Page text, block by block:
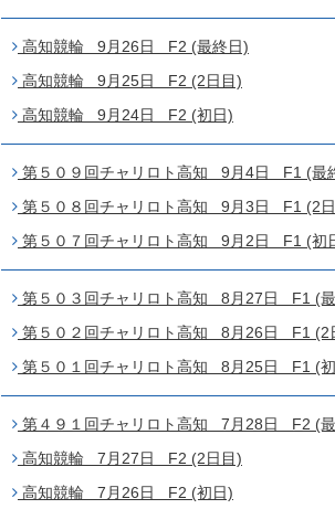
高知競輪 9月26日 F2 (最終日)
高知競輪 9月25日 F2 (2日目)
高知競輪 9月24日 F2 (初日)
第５０９回チャリロト高知 9月4日 F1 (最
第５０８回チャリロト高知 9月3日 F1 (2
第５０７回チャリロト高知 9月2日 F1 (初
第５０３回チャリロト高知 8月27日 F1 (
第５０２回チャリロト高知 8月26日 F1 (2
第５０１回チャリロト高知 8月25日 F1 (
第４９１回チャリロト高知 7月28日 F2 (
高知競輪 7月27日 F2 (2日目)
高知競輪 7月26日 F2 (初日)